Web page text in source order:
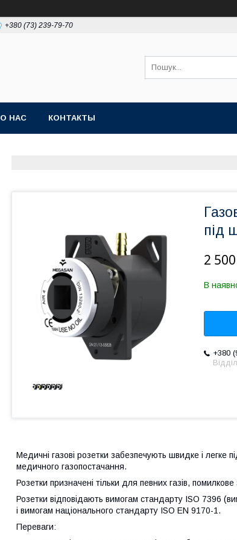
+380 (73) 239-79-70
О НАС КОНТАКТЫ
під
2
В
+380
Медичні газові розетки забезпечують швидке і легке
медичного газопостачання.
Розетки призначені тільки для певних газів,
Розетки відповідають вимогам стандарту ISO 7396
і вимогам національного стандарту ISO EN 9170-1.
Переваги: